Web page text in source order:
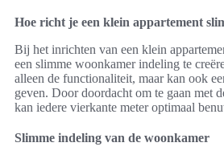
Hoe richt je een klein appartement
Bij het inrichten van een klein
een slimme woonkamer indeling te
alleen de functionaliteit, maar kan ook
geven. Door doordacht om te gaan met
kan iedere vierkante meter optimaal
Slimme indeling van de woonkamer